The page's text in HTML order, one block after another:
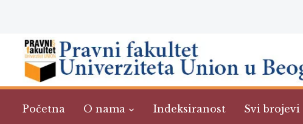
Početna O nama Indeksiranost Svi brojevi